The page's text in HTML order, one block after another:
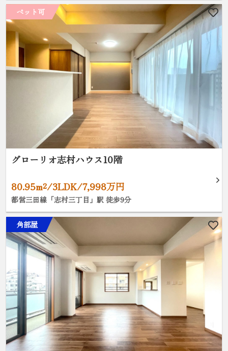
ペット可
グローリオ志村ハウス10階
80.95m²/3LDK/7,998万円
都営三田線「志村三丁目」駅 徒歩9分
角部屋